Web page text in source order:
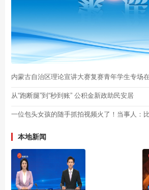
内蒙古自治区理论宣讲大赛复赛青年学生专场
从“跑断腿”到“秒到账” 公积金新政助民安居
本地新闻